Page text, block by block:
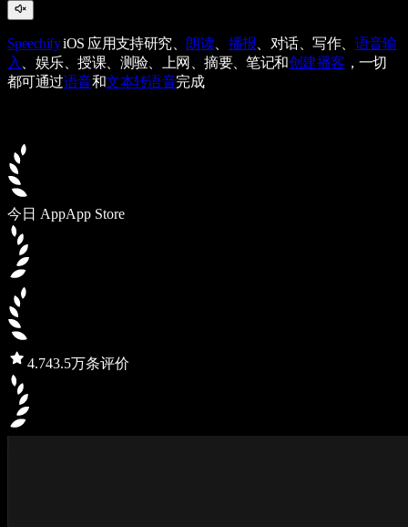
SpeechifyiOS 应用支持研究、 朗读、 播报 、对话、写作、 语音输
入
、娱乐、授课、测验、上网、摘要、笔记和创建播客 ，一切
都可通过语音和文本转语音完成
今日 AppApp Store
4.743.5万条评价